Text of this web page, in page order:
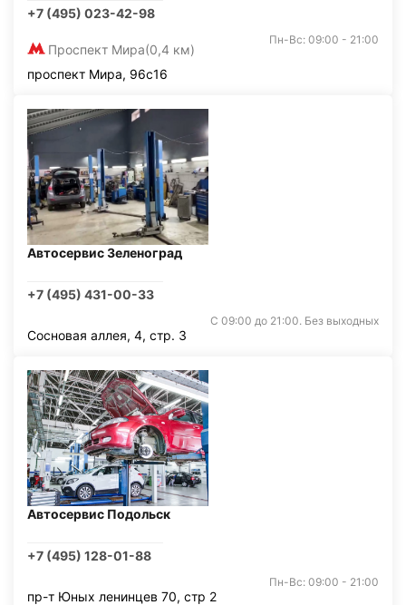
+7 (495) 023-42-98
Проспект Мира(0,4 км)
Пн-Вс: 09:00 - 21:00
проспект Мира, 96с16
Автосервис Зеленоград
+7 (495) 431-00-33
С 09:00 до 21:00. Без выходных
Сосновая аллея, 4, стр. 3
Автосервис Подольск
+7 (495) 128-01-88
Пн-Вс: 09:00 - 21:00
пр-т Юных ленинцев 70, стр 2